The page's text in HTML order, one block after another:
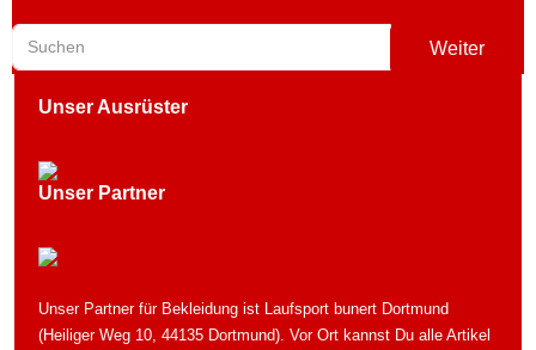
Weiter
Unser Ausrüster
Unser Partner
Unser Partner für Bekleidung ist Laufsport bunert Dortmund
(Heiliger Weg 10, 44135 Dortmund). Vor Ort kannst Du alle Artikel